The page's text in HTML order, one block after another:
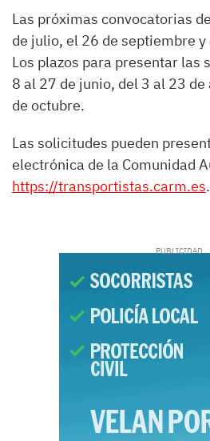
Las próximas convocatorias
de julio, el 26 de septiembre
Los plazos para presentar las
8 al 27 de junio, del 3 al 23
de octubre.
Las solicitudes pueden
electrónica de la Comunidad
https://transportistas.carm.es.